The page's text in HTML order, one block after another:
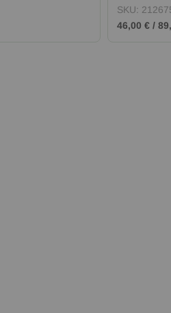
SKU:
46,00 € /